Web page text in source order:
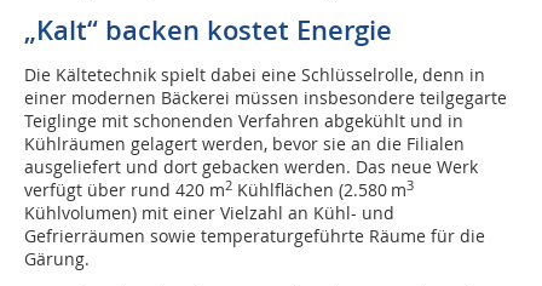
„Kalt“ backen kostet Energie
Die Kältetechnik spielt dabei eine Schlüsselrolle, denn in
einer modernen Bäckerei müssen insbesondere teilgegarte
Teiglinge mit schonenden Verfahren abgekühlt und in
Kühlräumen gelagert werden, bevor sie an die Filialen
ausgeliefert und dort gebacken werden. Das neue Werk
verfügt über rund 420 m2 Kühlflächen (2.580 m3
Kühlvolumen) mit einer Vielzahl an Kühl- und
Gefrierräumen sowie temperaturgeführte Räume für die
Gärung.